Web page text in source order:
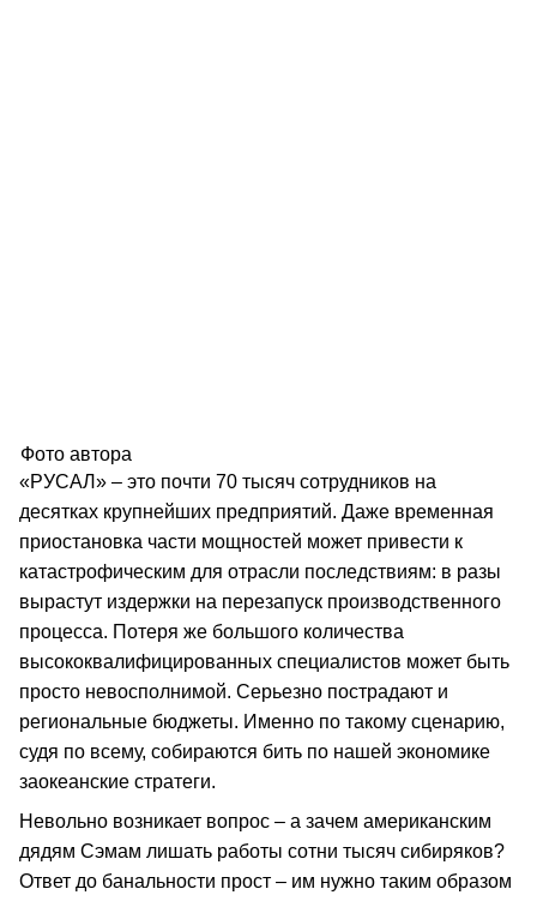
Фото автора
«РУСАЛ» – это почти 70 тысяч сотрудников на
десятках крупнейших предприятий. Даже временная
приостановка части мощностей может привести к
катастрофическим для отрасли последствиям: в разы
вырастут издержки на перезапуск производственного
процесса. Потеря же большого количества
высококвалифицированных специалистов может быть
просто невосполнимой. Серьезно пострадают и
региональные бюджеты. Именно по такому сценарию,
судя по всему, собираются бить по нашей экономике
заокеанские стратеги.
Невольно возникает вопрос – а зачем американским
дядям Сэмам лишать работы сотни тысяч сибиряков?
Ответ до банальности прост – им нужно таким образом